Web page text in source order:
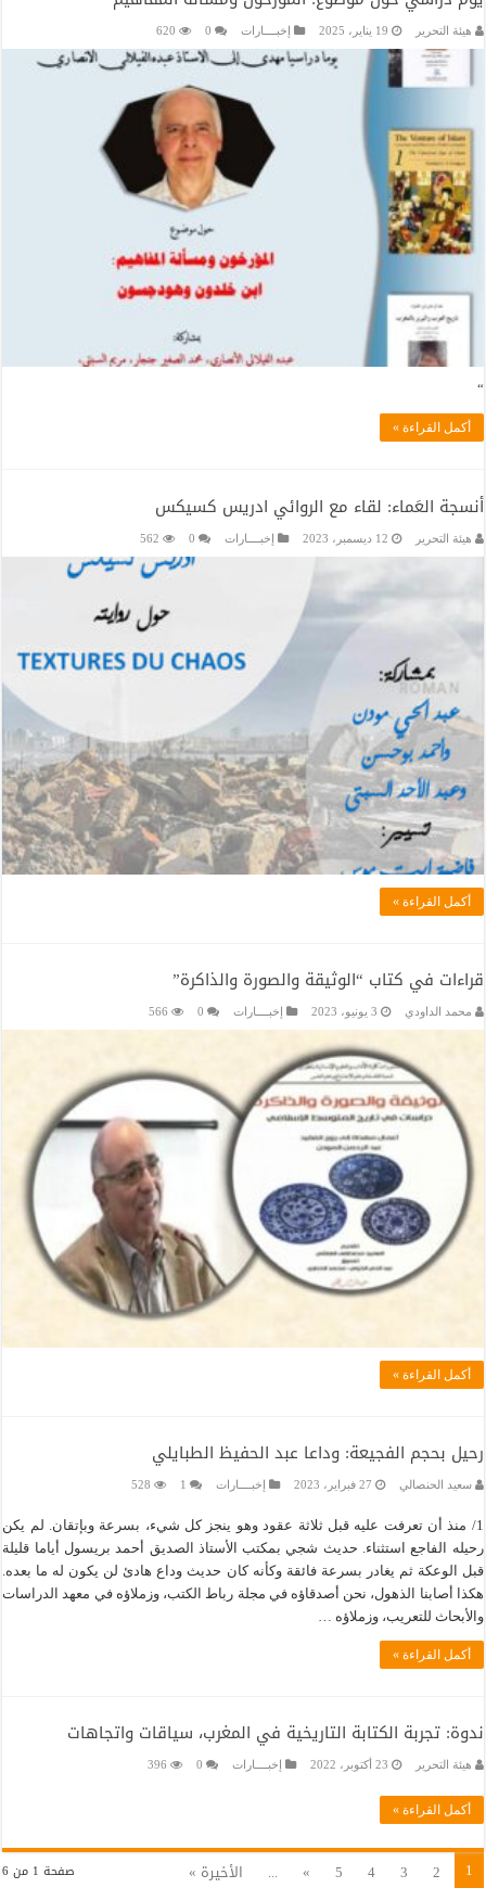
هيئة التحرير 19 يناير، 2025 إخبــــارات 0
620
“
أكمل القراءة »
أنسجة العَماء: لقاء مع الروائي ادريس كسيكس
هيئة التحرير 12 ديسمبر، 2023 إخبــــارات 0
562
أكمل القراءة »
قراءات في كتاب “الوثيقة والصورة والذاكرة”
محمد الداودي 3 يونيو، 2023 إخبــــارات 0
566
أكمل القراءة »
رحيل بحجم الفجيعة: وداعا عبد الحفيظ الطبايلي
سعيد الحنصالي 27 فبراير، 2023 إخبــــارات 1
528
1/ منذ أن تعرفت عليه قبل ثلاثة عقود وهو ينجز كل شيء، بسرعة وبإتقان. لم يكن
رحيله الفاجع استثناء. حديث شجي بمكتب الأستاذ الصديق أحمد بريسول أياما قليلة
قبل الوعكة ثم يغادر بسرعة فائقة وكأنه كان حديث وداع هادئ لن يكون له ما بعده.
هكذا أصابنا الذهول، نحن أصدقاؤه في مجلة رباط الكتب، وزملاؤه في معهد الدراسات
والأبحاث للتعريب، وزملاؤه …
أكمل القراءة »
ندوة: تجربة الكتابة التاريخية في المغرب، سياقات واتجاهات
هيئة التحرير 23 أكتوبر، 2022 إخبــــارات 0
396
أكمل القراءة »
صفحة 1 من 6 1
2
3
4
5
»
... الأخيرة »